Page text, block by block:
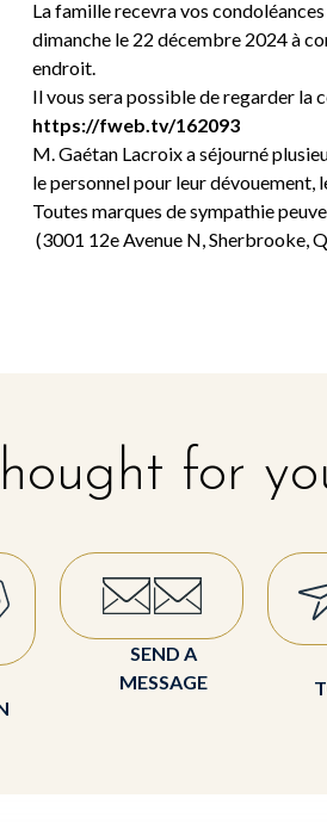
La famille recevra vos
dimanche le 22 décembre 2024 à
endroit.
Il vous sera possible de regarder la
https://fweb.tv/162093
M. Gaétan Lacroix a séjourné
le personnel pour leur dévouement,
Toutes marques de sympathie
(3001 12e Avenue N, Sherbrooke,
for
SEND A
MESSAGE